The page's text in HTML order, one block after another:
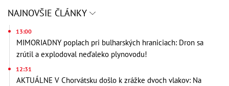
NAJNOVŠIE ČLÁNKY
13:00
MIMORIADNY poplach pri bulharských hraniciach: Dron sa
zrútil a explodoval neďaleko plynovodu!
12:31
AKTUÁLNE V Chorvátsku došlo k zrážke dvoch vlakov: Na